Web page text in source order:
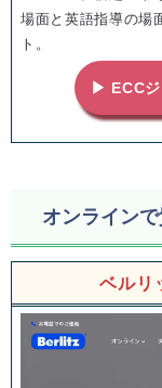
場面と英語指導の場
ト。
▶ ECCジ
オンライン
ベルリ